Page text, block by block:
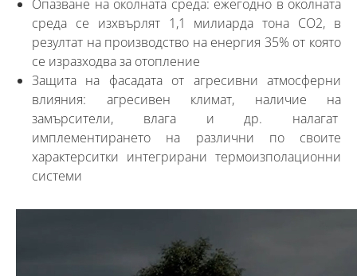
­Опазване на околната среда: ежегодно в околната
среда се изхвърлят 1,1 милиарда тона CO2, в
резултат на производство на енергия 35% от която
се изразходва за отопление
Защита на фасадата от агресивни атмосферни
влияния: агресивен климат, наличие на
замърсители, влага и др. налагат
имплементирането на различни по своите
характерситки интегрирани термоизполационни
системи